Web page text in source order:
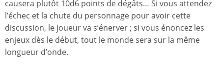
causera plutôt 10d6 points de dégâts… Si vous attendez
l’échec et la chute du personnage pour avoir cette
discussion, le joueur va s’énerver ; si vous énoncez les
enjeux dès le début, tout le monde sera sur la même
longueur d’onde.